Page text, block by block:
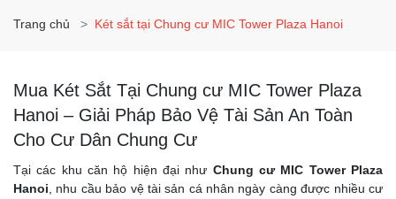
Trang chủ Két sắt tại Chung cư MIC Tower Plaza Hanoi
Mua Két Sắt Tại Chung cư MIC Tower Plaza
Hanoi – Giải Pháp Bảo Vệ Tài Sản An Toàn
Cho Cư Dân Chung Cư
Tại các khu căn hộ hiện đại như Chung cư MIC Tower Plaza
Hanoi , nhu cầu bảo vệ tài sản cá nhân ngày càng được nhiều cư